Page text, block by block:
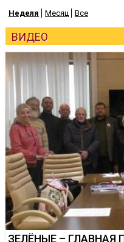
Неделя Месяц Все
ВИДЕО
ЗЕЛЁНЫЕ – ГЛАВНАЯ